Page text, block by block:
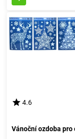
4.6